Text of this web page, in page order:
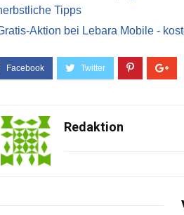
Tipps
Aktion bei Lebara Mobile -
Redaktion